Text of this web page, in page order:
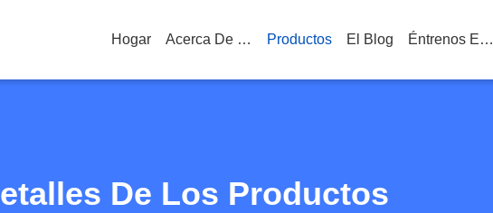
Hogar Acerca De Nosotros Productos El Blog Éntrenos En Contacto Con
De Los Productos